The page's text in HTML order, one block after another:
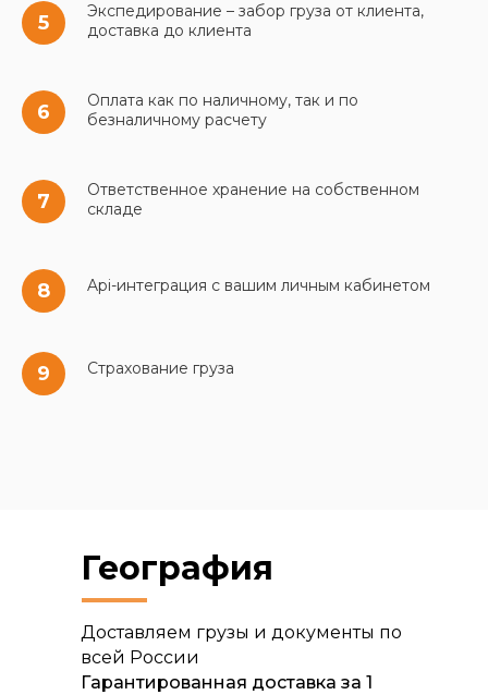
Экспедирование – забор груза от клиента,
доставка до клиента
Оплата как по наличному, так и по
безналичному расчету
Ответственное хранение на собственном
складе
Api-интеграция с вашим личным кабинетом
Страхование груза
География
Доставляем грузы и документы по
всей России
Гарантированная доставка за 1